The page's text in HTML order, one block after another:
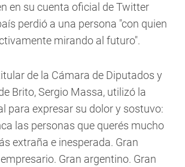
en su cuenta oficial de Twitter
perdió a una persona "con quien
mirando al futuro".
de la Cámara de Diputados y
Brito, Sergio Massa, utilizó la
para expresar su dolor y sostuvo:
las personas que querés mucho
extraña e inesperada. Gran
Gran argentino. Gran